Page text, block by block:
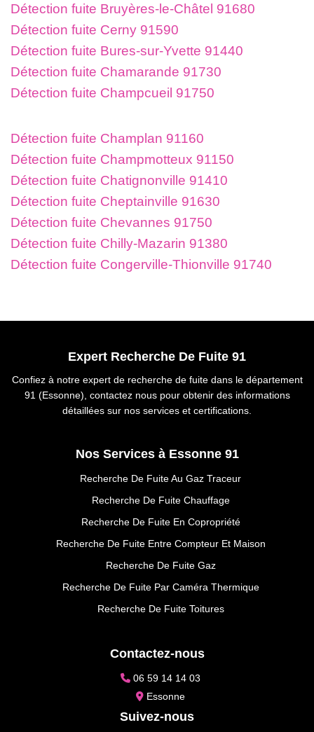
Détection fuite Bruyères-le-Châtel 91680
Détection fuite Cerny 91590
Détection fuite Bures-sur-Yvette 91440
Détection fuite Chamarande 91730
Détection fuite Champcueil 91750
Détection fuite Champlan 91160
Détection fuite Champmotteux 91150
Détection fuite Chatignonville 91410
Détection fuite Cheptainville 91630
Détection fuite Chevannes 91750
Détection fuite Chilly-Mazarin 91380
Détection fuite Congerville-Thionville 91740
Expert Recherche De Fuite 91
Confiez à notre expert de recherche de fuite dans le département
91 (Essonne), contactez nous pour obtenir des informations
détaillées sur nos services et certifications.
Nos Services à Essonne 91
Recherche De Fuite Au Gaz Traceur
Recherche De Fuite Chauffage
Recherche De Fuite En Copropriété
Recherche De Fuite Entre Compteur Et Maison
Recherche De Fuite Gaz
Recherche De Fuite Par Caméra Thermique
Recherche De Fuite Toitures
Contactez-nous
06 59 14 14 03
Essonne
Suivez-nous